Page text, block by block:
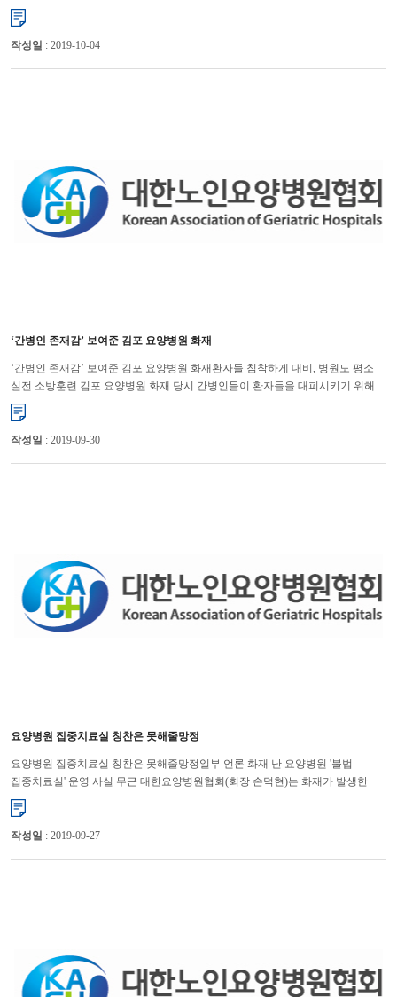
작성일 : 2019-10-04
‘간병인 존재감’ 보여준 김포 요양병원 화재
‘간병인 존재감’ 보여준 김포 요양병원 화재환자들 침착하게 대비, 병원도 평소
실전 소방훈련 김포 요양병원 화재 당시 간병인들이 환자들을 대피시키기 위해
헌신한 결과 인명피해를 최소화할 수 있었다는 의견이 나오...
작성일 : 2019-09-30
요양병원 집중치료실 칭찬은 못해줄망정
요양병원 집중치료실 칭찬은 못해줄망정일부 언론 화재 난 요양병원 '불법
집중치료실' 운영 사실 무근 대한요양병원협회(회장 손덕현)는 화재가 발생한
김포의 요양병원과 관련해 일부 언론에서 비용을 아끼기 위해 불법...
작성일 : 2019-09-27